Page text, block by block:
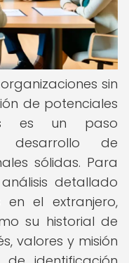
sin
de potenciales
es un paso
de
sólidas. Para
detallado
el extranjero,
su historial de
valores y misión